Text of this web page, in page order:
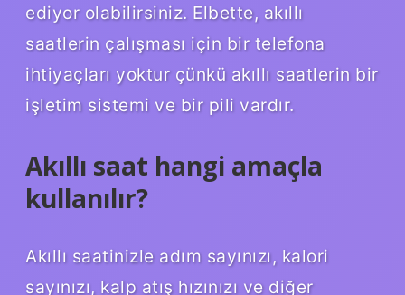
ediyor olabilirsiniz. Elbette, akıllı
saatlerin çalışması için bir telefona
ihtiyaçları yoktur çünkü akıllı saatlerin bir
işletim sistemi ve bir pili vardır.
Akıllı saat hangi amaçla
kullanılır?
Akıllı saatinizle adım sayınızı, kalori
sayınızı, kalp atış hızınızı ve diğer